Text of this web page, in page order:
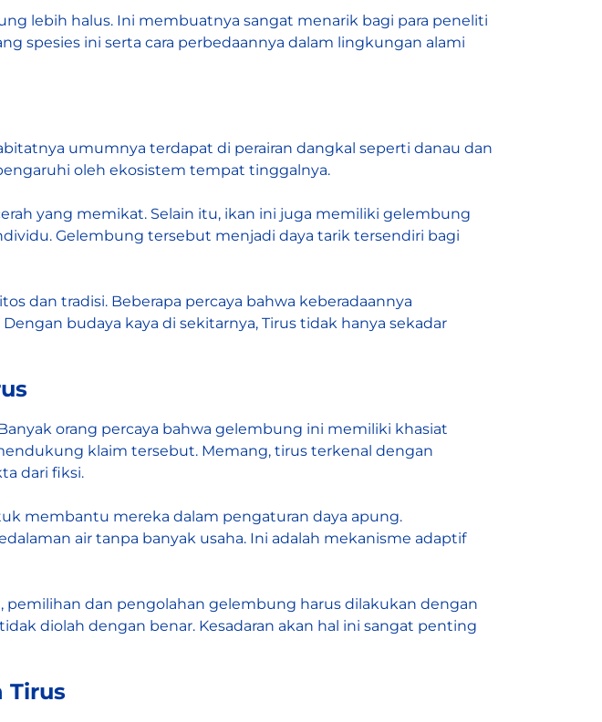
lebih halus. Ini membuatnya sangat menarik bagi para peneliti
spesies ini serta cara perbedaannya dalam lingkungan alami
umumnya terdapat di perairan dangkal seperti danau dan
oleh ekosistem tempat tinggalnya.
yang memikat. Selain itu, ikan ini juga memiliki gelembung
Gelembung tersebut menjadi daya tarik tersendiri bagi
dan tradisi. Beberapa percaya bahwa keberadaannya
budaya kaya di sekitarnya, Tirus tidak hanya sekadar
orang percaya bahwa gelembung ini memiliki khasiat
klaim tersebut. Memang, tirus terkenal dengan
dari fiksi.
membantu mereka dalam pengaturan daya apung.
air tanpa banyak usaha. Ini adalah mekanisme adaptif
pemilihan dan pengolahan gelembung harus dilakukan dengan
diolah dengan benar. Kesadaran akan hal ini sangat penting
Tirus